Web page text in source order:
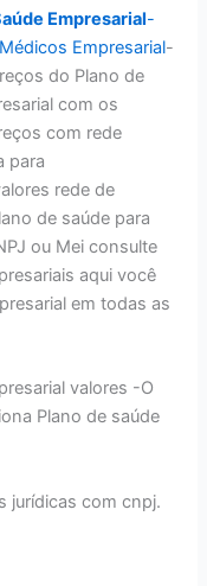
Empresarial-
Empresarial-
do Plano de
com os
com rede
para
rede de
de saúde para
ou Mei consulte
aqui você
em todas as
valores -O
Plano de saúde
jurídicas com cnpj.